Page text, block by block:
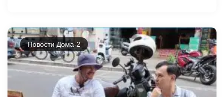
Новости Дома-2